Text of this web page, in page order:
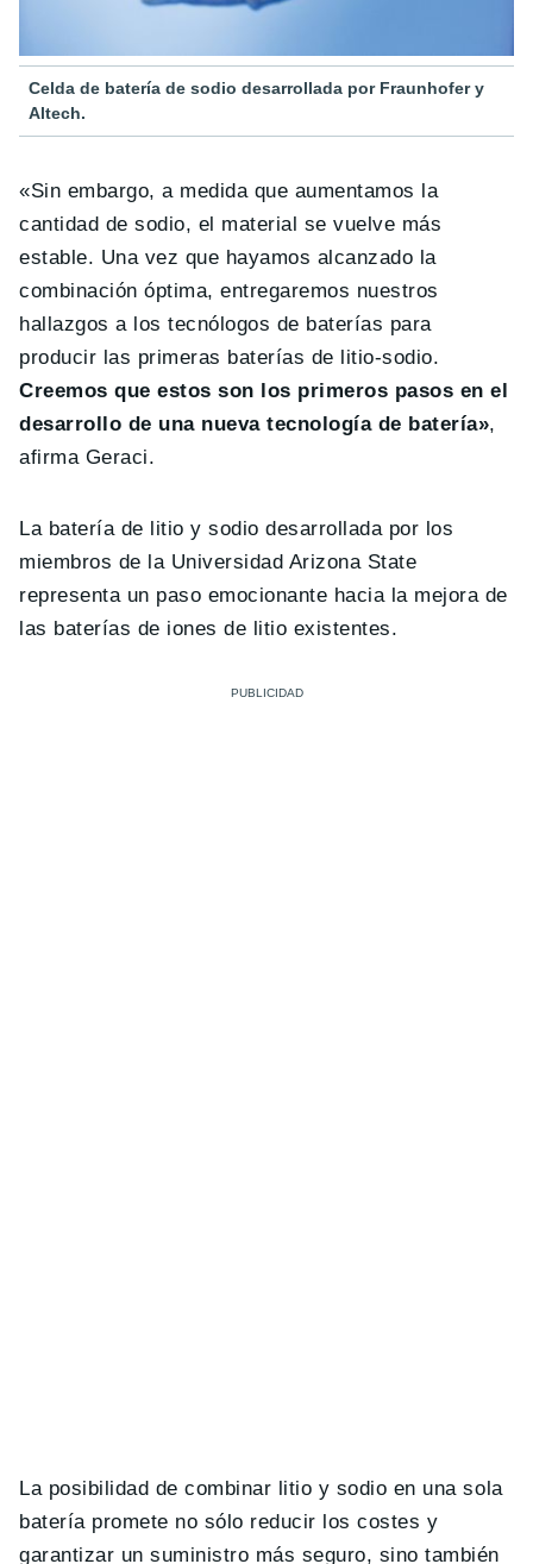
Celda de batería de sodio desarrollada por Fraunhofer y
Altech.
«Sin embargo, a medida que aumentamos la
cantidad de sodio, el material se vuelve más
estable. Una vez que hayamos alcanzado la
combinación óptima, entregaremos nuestros
hallazgos a los tecnólogos de baterías para
producir las primeras baterías de litio-sodio.
Creemos que estos son los primeros pasos en el
desarrollo de una nueva tecnología de batería»,
afirma Geraci.
La batería de litio y sodio desarrollada por los
miembros de la Universidad Arizona State
representa un paso emocionante hacia la mejora de
las baterías de iones de litio existentes.
La posibilidad de combinar litio y sodio en una sola
batería promete no sólo reducir los costes y
garantizar un suministro más seguro, sino también